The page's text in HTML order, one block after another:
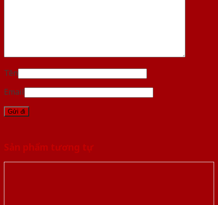
Tên
Email
Sản phẩm tương tự